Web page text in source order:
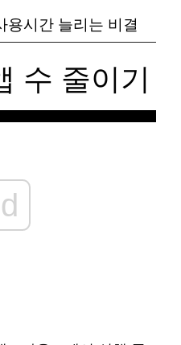
용시간 늘리는 비결
수 줄이기